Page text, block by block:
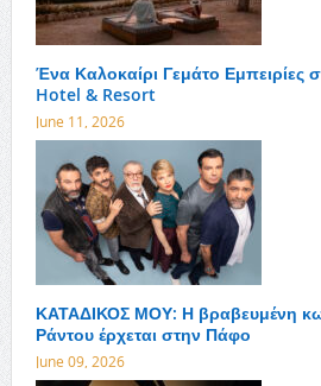
Ένα Καλοκαίρι Γεμάτο Εμπειρίες
Hotel & Resort
June 11, 2026
ΚΑΤΑΔΙΚΟΣ ΜΟΥ: Η βραβευμένη
Ράντου έρχεται στην Πάφο
June 09, 2026